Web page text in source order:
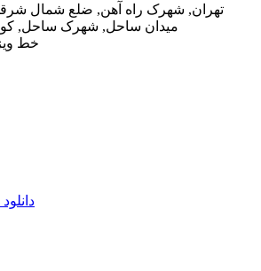
تهران, شهرک راه آهن, ضلع شمال
میدان ساحل, شهرک ساحل, کوچه
خط